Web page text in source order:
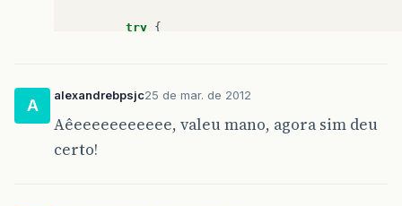
try {
if (!rs .next())
A
alexandrebpsjc25 de mar. de 2012
Aêeeeeeeeeeee, valeu mano, agora sim deu
certo!